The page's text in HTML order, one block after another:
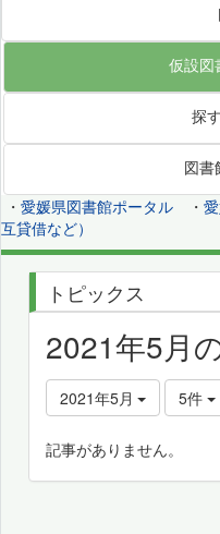
仮設図
探
図書
・ 愛媛県図書館ポータル ・
互貸借など）
トピックス
2021年5月
2021年5月 5件
記事がありません。